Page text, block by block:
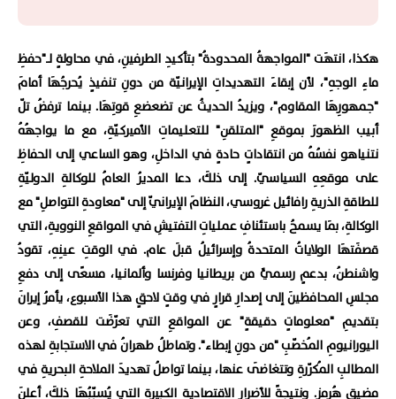
هكذا، انتهَت "المواجهةُ المحدودةُ" بتأكيدِ الطرفينِ، في محاولةٍ لـ"حفظِ
ماءِ الوجهِ"، لأن إبقاءَ التهديداتِ الإيرانيّة من دونِ تنفيذٍ يُحرجُهَا أمامَ
"جمهورِهَا المقاوم"، ويزيدُ الحديثُ عن تضعضعِ قوتِهَا. بينما ترفضُ تلّ
أبيب الظهورَ بموقعِ "المتلقنِ" للتعليماتِ الأميركيّةِ، مع ما يواجهُهُ
نتنياهو نفسُهُ من انتقاداتٍ حادةٍ في الداخلِ، وهو الساعي إلى الحفاظِ
على موقعِهِ السياسيّ. إلى ذلكَ، دعا المديرُ العامُ للوكالةِ الدوليّةِ
للطاقةِ الذريةِ رافائيل غروسي، النظامَ الإيرانيّ إلى "معاودةِ التواصلِ" مع
الوكالةِ، بمَا يسمحُ باستئنافِ عملياتِ التفتيشِ في المواقعِ النوويةِ، التي
قصفَتهَا الولاياتُ المتحدةُ وإسرائيلُ قبلَ عام. في الوقتِ عينِهِ، تقودُ
واشنطنُ، بدعمٍ رسميٍّ من بريطانيا وفرنسا وألمانيا، مسعًى إلى دفعِ
مجلسِ المحافظينَ إلى إصدارِ قرارٍ في وقتٍ لاحقٍ هذا الأسبوع، يأمرُ إيرانَ
بتقديمِ "معلوماتٍ دقيقةٍ" عن المواقعِ التي تعرّضَت للقصفِ، وعن
اليورانيومِ المُخصّبِ "من دونِ إبطاء". وتماطلُ طهرانُ في الاستجابةِ لهذه
المطالبِ المُكرّرةِ وتتغاضَى عنها، بينما تواصلُ تهديدَ الملاحةِ البحريةِ في
مضيقِ هُرمز. ونتيجةً للأضرارِ الاقتصاديةِ الكبيرةِ التي يُسبّبُهَا ذلكَ، أعلنَ